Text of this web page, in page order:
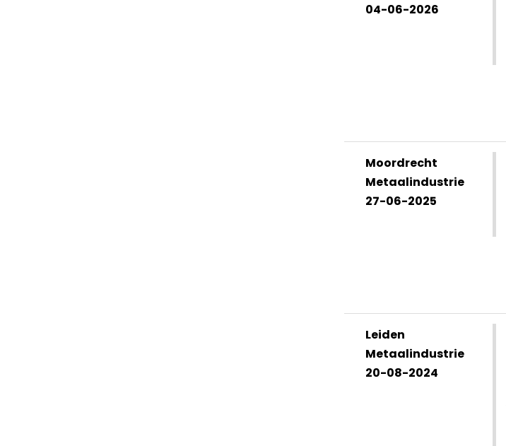
04-06-2026
Moordrecht
Metaalindustrie
27-06-2025
Leiden
Metaalindustrie
20-08-2024